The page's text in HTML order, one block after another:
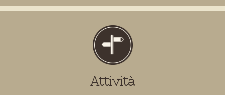
Attività